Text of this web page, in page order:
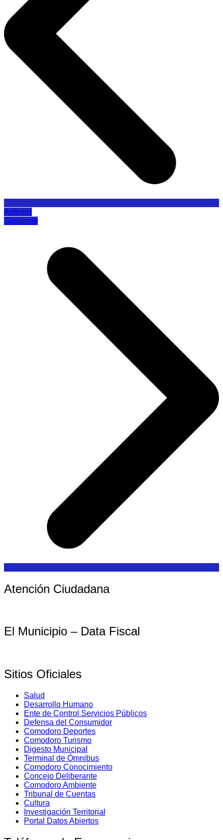
Anterior
Siguiente
Atención Ciudadana
El Municipio – Data Fiscal
Sitios Oficiales
Salud
Desarrollo Humano
Ente de Control Servicios Públicos
Defensa del Consumidor
Comodoro Deportes
Comodoro Turismo
Digesto Municipal
Terminal de Ómnibus
Comodoro Conocimiento
Concejo Deliberante
Comodoro Ambiente
Tribunal de Cuentas
Cultura
Investigación Territorial
Portal Datos Abiertos